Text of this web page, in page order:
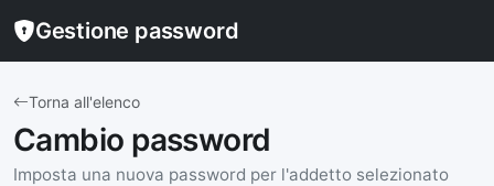
Gestione password
Torna all'elenco
Cambio password
Imposta una nuova password per l'addetto selezionato